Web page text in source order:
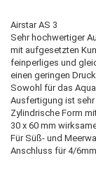
Airstar AS 3
Sehr hochwertiger
mit aufgesetzten
feinperliges und
einen geringen
Sowohl für das
Ausfertigung ist sehr
Zylindrische Form
30 x 60 mm
Für Süß- und
Anschluss für 4/